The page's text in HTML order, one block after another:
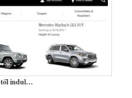
től indul…